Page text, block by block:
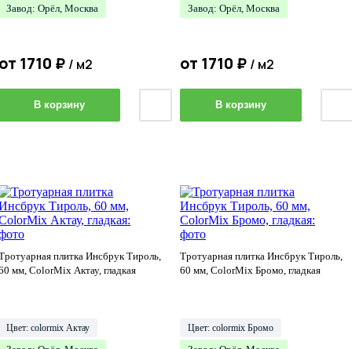
Завод: Орёл, Москва
1710 ₽ / м2
В корзину
Завод: Орёл, Москва
от 1710 ₽ / м2
В корзину
плитка Инсбрук Тироль,
мм, ColorMix Актау, гладкая
Цвет: colormix Актау
Тротуарная плитка Инсбрук Тироль,
60 мм, ColorMix Бромо, гладкая
Цвет: colormix Бромо